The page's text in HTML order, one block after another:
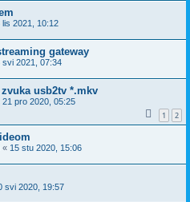
lis 2021, 10:12
gateway
svi 2021, 07:34
usb2tv *.mkv
21 pro 2020, 05:25
1 2
« 15 stu 2020, 15:06
svi 2020, 19:57